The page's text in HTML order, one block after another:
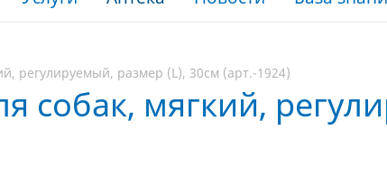
регулируемый, размер (L), 30см (арт.-1924)
собак, мягкий,